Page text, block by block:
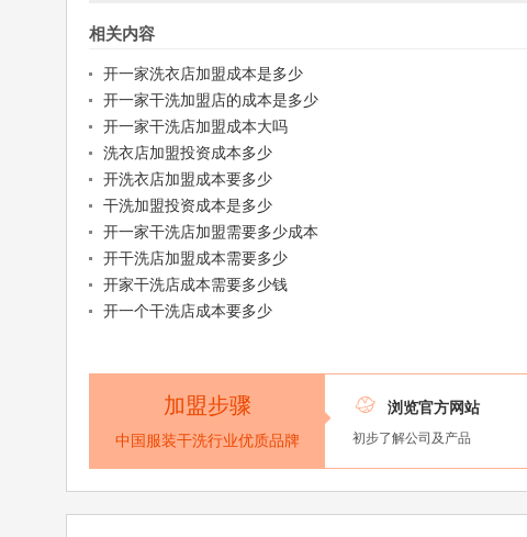
相关内容
开一家洗衣店加盟成本是多少
开一家干洗加盟店的成本是多少
开一家干洗店加盟成本大吗
洗衣店加盟投资成本多少
开洗衣店加盟成本要多少
干洗加盟投资成本是多少
开一家干洗店加盟需要多少成本
开干洗店加盟成本需要多少
开家干洗店成本需要多少钱
开一个干洗店成本要多少
加盟步骤
中国服装干洗行业优质品牌
 浏览官方网站
初步了解公司及产品